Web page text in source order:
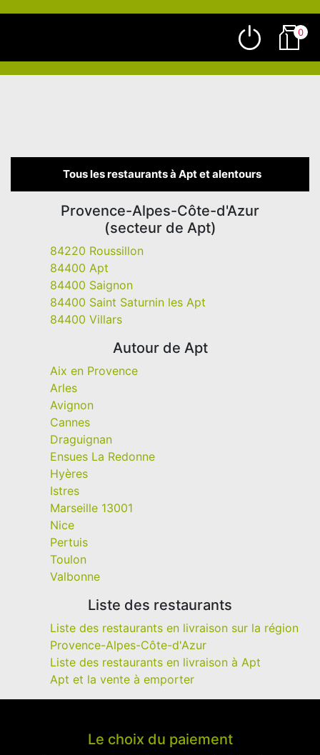
0
Tous les restaurants à Apt et alentours
Provence-Alpes-Côte-d'Azur
(secteur de Apt)
84220 Roussillon
84400 Apt
84400 Saignon
84400 Saint Saturnin les Apt
84400 Villars
Autour de Apt
Aix en Provence
Arles
Avignon
Cannes
Draguignan
Ensues La Redonne
Hyères
Istres
Marseille 13001
Nice
Pertuis
Toulon
Valbonne
Liste des restaurants
Liste des restaurants en livraison sur la région
Provence-Alpes-Côte-d'Azur
Liste des restaurants en livraison à Apt
Apt et la vente à emporter
Le choix du paiement